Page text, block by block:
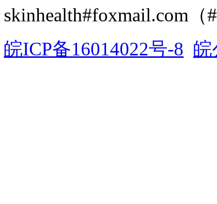
skinhealth#foxmail.com（
皖ICP备16014022号-8 皖